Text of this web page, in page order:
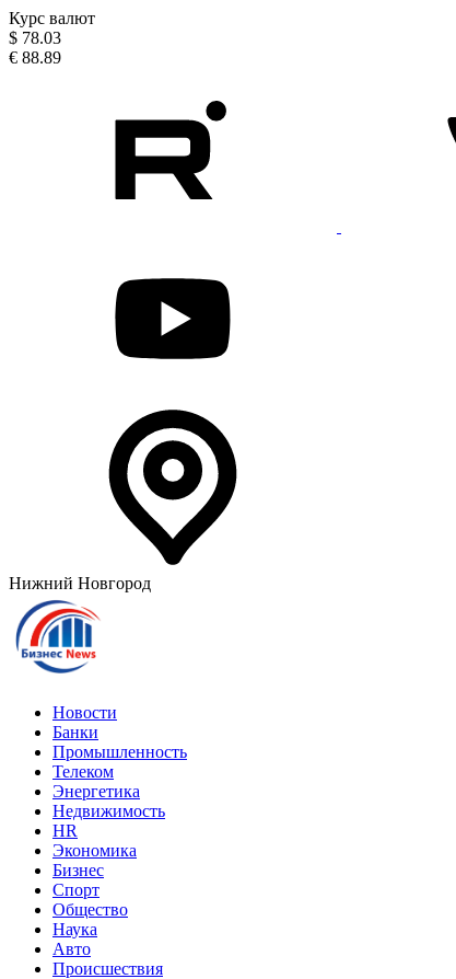
Курс валют
$ 78.03
€ 88.89
Нижний Новгород
Новости
Банки
Промышленность
Телеком
Энергетика
Недвижимость
HR
Экономика
Бизнес
Спорт
Общество
Наука
Авто
Происшествия